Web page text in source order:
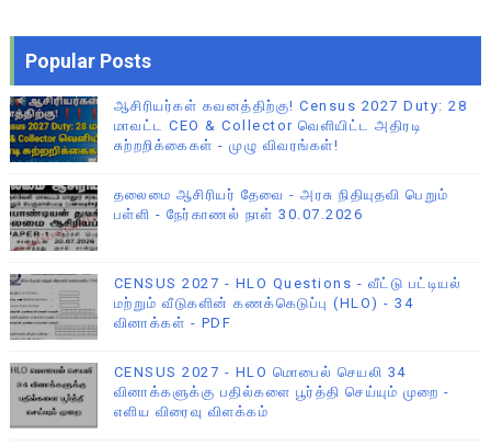
Popular Posts
ஆசிரியர்கள் கவனத்திற்கு! Census 2027 Duty: 28
மாவட்ட CEO & Collector வெளியிட்ட அதிரடி
சுற்றறிக்கைகள் - முழு விவரங்கள்!
தலைமை ஆசிரியர் தேவை - அரசு நிதியுதவி பெறும்
பள்ளி - நேர்காணல் நாள் 30.07.2026
CENSUS 2027 - HLO Questions - வீட்டு பட்டியல்
மற்றும் வீடுகளின் கணக்கெடுப்பு (HLO) - 34
வினாக்கள் - PDF
CENSUS 2027 - HLO மொபைல் செயலி 34
வினாக்களுக்கு பதில்களை பூர்த்தி செய்யும் முறை -
எளிய விரைவு விளக்கம்